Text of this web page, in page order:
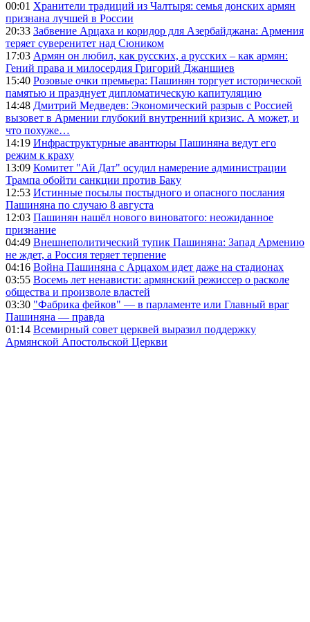
00:01 Хранители традиций из Чалтыря: семья донских армян
признана лучшей в России
20:33 Забвение Арцаха и коридор для Азербайджана: Армения
теряет суверенитет над Сюником
17:03 Армян он любил, как русских, а русских – как армян:
Гений права и милосердия Григорий Джаншиев
15:40 Розовые очки премьера: Пашинян торгует исторической
памятью и празднует дипломатическую капитуляцию
14:48 Дмитрий Медведев: Экономический разрыв с Россией
вызовет в Армении глубокий внутренний кризис. А может, и
что похуже…
14:19 Инфраструктурные авантюры Пашиняна ведут его
режим к краху
13:09 Комитет "Ай Дат" осудил намерение администрации
Трампа обойти санкции против Баку
12:53 Истинные посылы постыдного и опасного послания
Пашиняна по случаю 8 августа
12:03 Пашинян нашёл нового виноватого: неожиданное
признание
04:49 Внешнеполитический тупик Пашиняна: Запад Армению
не ждет, а Россия теряет терпение
04:16 Война Пашиняна с Арцахом идет даже на стадионах
03:55 Восемь лет ненависти: армянский режиссер о расколе
общества и произволе властей
03:30 "Фабрика фейков" — в парламенте или Главный враг
Пашиняна — правда
01:14 Всемирный совет церквей выразил поддержку
Армянской Апостольской Церкви